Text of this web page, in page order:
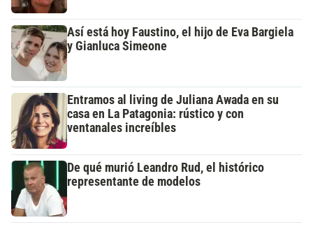
Así está hoy Faustino, el hijo de Eva Bargiela
y Gianluca Simeone
Entramos al living de Juliana Awada en su
casa en La Patagonia: rústico y con
ventanales increíbles
De qué murió Leandro Rud, el histórico
representante de modelos